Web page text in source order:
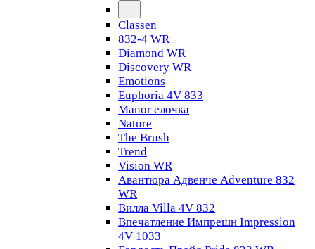
Classen
832-4 WR
Diamond WR
Discovery WR
Emotions
Euphoria 4V 833
Manor елочка
Nature
The Brush
Trend
Vision WR
Авантюра Адвенче Adventure 832
WR
Вилла Villa 4V 832
Впечатление Импрешн Impression
4V 1033